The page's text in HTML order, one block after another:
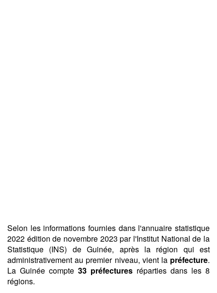
Selon les informations fournies dans l'annuaire statistique
2022 édition de novembre 2023 par l'Institut National de la
Statistique (INS) de Guinée, après la région qui est
administrativement au premier niveau, vient la préfecture.
La Guinée compte 33 préfectures réparties dans les 8
régions.